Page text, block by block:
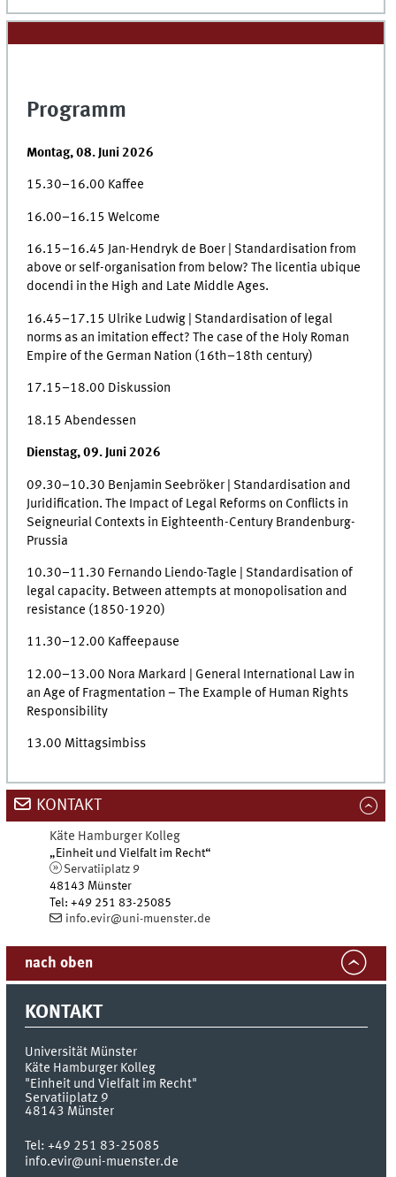
Programm
Montag, 08. Juni 2026
15.30–16.00 Kaffee
16.00–16.15 Welcome
16.15–16.45 Jan-Hendryk de Boer | Standardisation from
above or self-organisation from below? The licentia ubique
docendi in the High and Late Middle Ages.
16.45–17.15 Ulrike Ludwig | Standardisation of legal
norms as an imitation effect? The case of the Holy Roman
Empire of the German Nation (16th–18th century)
17.15–18.00 Diskussion
18.15 Abendessen
Dienstag, 09. Juni 2026
09.30–10.30 Benjamin Seebröker | Standardisation and
Juridification. The Impact of Legal Reforms on Conflicts in
Seigneurial Contexts in Eighteenth-Century Brandenburg-
Prussia
10.30–11.30 Fernando Liendo-Tagle | Standardisation of
legal capacity. Between attempts at monopolisation and
resistance (1850-1920)
11.30–12.00 Kaffeepause
12.00–13.00 Nora Markard | General International Law in
an Age of Fragmentation – The Example of Human Rights
Responsibility
13.00 Mittagsimbiss
KONTAKT
Käte Hamburger Kolleg
„Einheit und Vielfalt im Recht“
Servatiiplatz 9
48143 Münster
Tel:+49 251 83-25085
info.evir@uni-muenster.de
nach oben
KONTAKT
Universität Münster
Käte Hamburger Kolleg
"Einheit und Vielfalt im Recht"
Servatiiplatz 9
48143 Münster
Tel:+49 251 83-25085
info.evir@uni-muenster.de